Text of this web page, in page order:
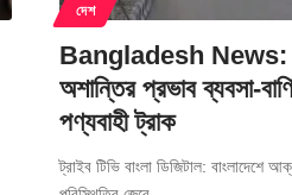
দেশ
Bangladesh News:
অশান্তির প্রভাব ব্যবসা-
পণ্যবাহী ট্রাক
ট্রাইব টিভি বাংলা ডিজিটাল: